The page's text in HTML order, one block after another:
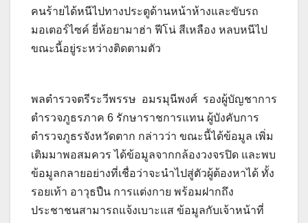
คนร้ายได้หนีไปทางประตูด้านหน้าห้างและขับรถ
มอเตอร์ไซค์ ยี่ห้อยามาฮ่า ฟีโน่ สีเหลือง หลบหนีไป
ขณะนี้อยู่ระหว่างติดตามตัว
พลตำรวจตรีระวีพรรษ อมรมุนีพงศ์ รองผู้บัญชาการ
ตำรวจภูธรภาค 6 รักษาราชการแทน ผู้บังคับการ
ตำรวจภูธรจังหวัดตาก กล่าวว่า ขณะนี้ได้ข้อมูล เพิ่ม
เติมมาพอสมควร ได้ข้อมูลจากกล้องวงจรปิด และพบ
ข้อมูลกลายอย่างที่เชื่อว่าจะนำไปสู่ตัวผู้ต้องหาได้ ทั้ง
รอยเท้า อาวุธปืน การแต่งกาย พร้อมฝากถึง
ประชาชนสามารถแจ้งเบาะแส ข้อมูลกับเจ้าหน้าที่